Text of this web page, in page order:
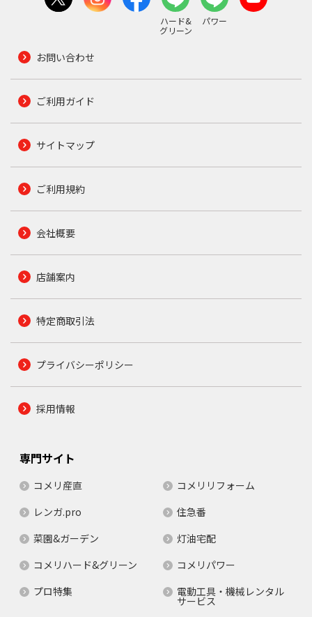
ハード&
グリーン
パワー
お問い合わせ
ご利用ガイド
サイトマップ
ご利用規約
会社概要
店舗案内
特定商取引法
プライバシーポリシー
採用情報
専門サイト
コメリ産直
コメリリフォーム
レンガ.pro
住急番
菜園&ガーデン
灯油宅配
コメリハード&グリーン
コメリパワー
プロ特集
電動工具・機械レンタル
サービス